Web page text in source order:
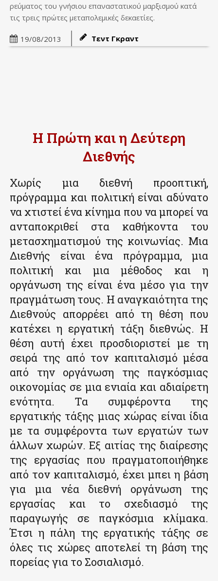
ρεύματος του γνήσιου επαναστατικού μαρξισμού κατά
τις τρεις πρώτες μεταπολεμικές δεκαετίες.
19/08/2013 Τεντ Γκραντ
Η Πρώτη και η Δεύτερη
Διεθνής
Χωρίς μια διεθνή προοπτική,
πρόγραμμα και πολιτική είναι αδύνατο
να χτιστεί ένα κίνημα που να μπορεί να
ανταποκριθεί στα καθήκοντα του
μετασχηματισμού της κοινωνίας. Μια
Διεθνής είναι ένα πρόγραμμα, μια
πολιτική και μια μέθοδος και η
οργάνωση της είναι ένα μέσο για την
πραγμάτωση τους. Η αναγκαιότητα της
Διεθνούς απορρέει από τη θέση που
κατέχει η εργατική τάξη διεθνώς. Η
θέση αυτή έχει προσδιοριστεί με τη
σειρά της από τον καπιταλισμό μέσα
από την οργάνωση της παγκόσμιας
οικονομίας σε μια ενιαία και αδιαίρετη
ενότητα. Τα συμφέροντα της
εργατικής τάξης μιας χώρας είναι ίδια
με τα συμφέροντα των εργατών των
άλλων χωρών. Εξ αιτίας της διαίρεσης
της εργασίας που πραγματοποιήθηκε
από τον καπιταλισμό, έχει μπει η βάση
για μια νέα διεθνή οργάνωση της
εργασίας και το σχεδιασμό της
παραγωγής σε παγκόσμια κλίμακα.
Έτσι η πάλη της εργατικής τάξης σε
όλες τις χώρες αποτελεί τη βάση της
πορείας για το Σοσιαλισμό.